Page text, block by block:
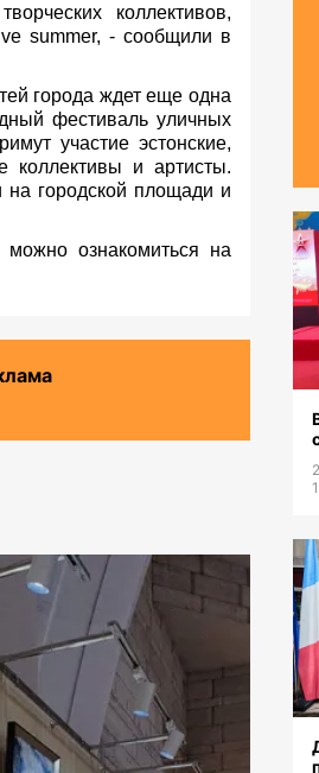
коллективов,
summer, - сообщили в
города ждет еще одна
фестиваль уличных
участие эстонские,
коллективы и артисты.
на городской площади и
ознакомиться на